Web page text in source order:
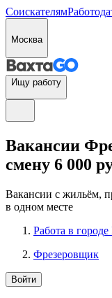
Соискателям
Москва
Ищу работу
Вакансии
смену 6 000
Вакансии с жильём,
в одном месте
Работа в
Фрезеровщик
Войти